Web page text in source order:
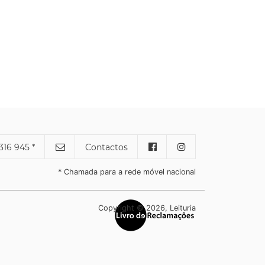
945 * Contactos
* Chamada para a rede móvel nacional
Copyright © 2026, Leituria